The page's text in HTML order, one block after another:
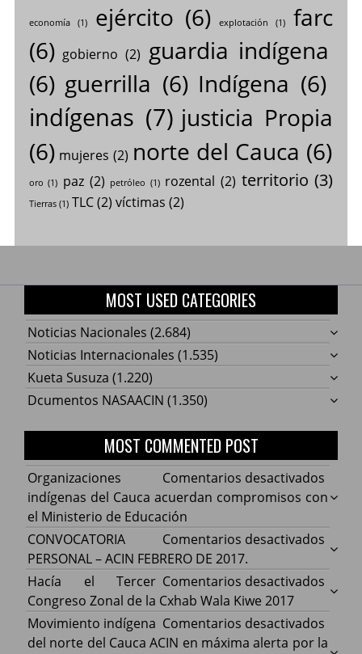
economía(1) ejército (6) explotación (1)
farc
(6) gobierno (2) guardia indígena
(6) guerrilla (6) Indígena (6)
indígenas (7) justicia Propia
(6) mujeres (2) norte del Cauca (6)
oro (1) paz (2) petróleo (1) rozental (2) territorio (3)
Tierras(1) TLC(2) víctimas (2)
MOST USED CATEGORIES
Noticias Nacionales (2.684)
Noticias Internacionales (1.535)
Kueta Susuza (1.220)
Dcumentos NASAACIN (1.350)
MOST COMMENTED POST
Comentarios desactivados
Cauca
con
Organizaciones
indígenas del Cauca acuerdan compromisos con
el Ministerio de Educación
Comentarios desactivados
ACIN
CONVOCATORIA
PERSONAL – ACIN FEBRERO DE 2017.
Comentarios desactivados
Hacía
Hacía el Tercer
Congreso Zonal de la Cxhab Wala Kiwe 2017
Comentarios desactivados
Movimiento indígena
del norte del Cauca ACIN en máxima alerta por la